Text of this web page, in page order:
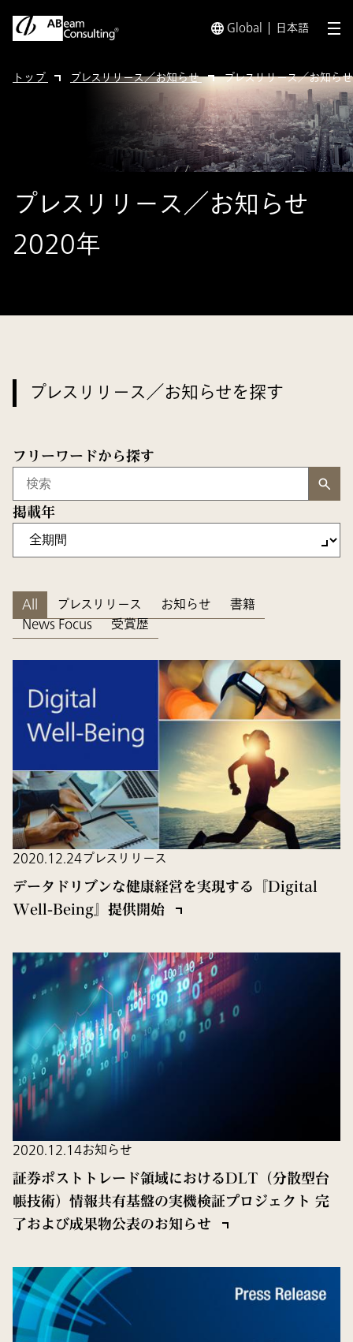
Global 日本語 メ
トップ プレスリリース／お知らせ プレスリリース／お知ら
プレスリリース／お知らせ
2020年
プレスリリース／お知らせを探す
フリーワードから探す
検索キーワード入力
掲載年
All プレスリリース お知らせ
書籍
News Focus
受賞歴
2020.12.24プレスリリース
データドリブンな健康経営を実現する『Digital
Well-Being』提供開始
2020.12.14お知らせ
証券ポストトレード領域におけるDLT（分散型台
帳技術）情報共有基盤の実機検証プロジェクト 完
了および成果物公表のお知らせ